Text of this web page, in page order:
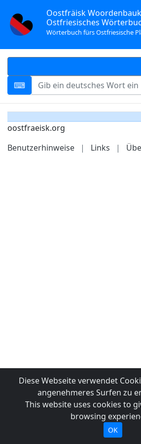
Oostfräisk Woordenbauk
Ostfriesisches
Wörterbuch fürs Ostfriesische
oostfraeisk.org
Benutzerhinweise
| Links |
Diese Webseite verwendet
angenehmeres Surfen zu
This website uses cookies to
browsing
OK